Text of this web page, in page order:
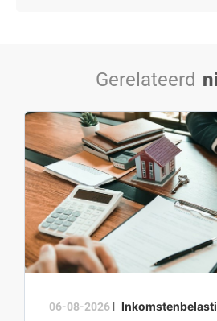
Gerelateerd
06-08-2026 |